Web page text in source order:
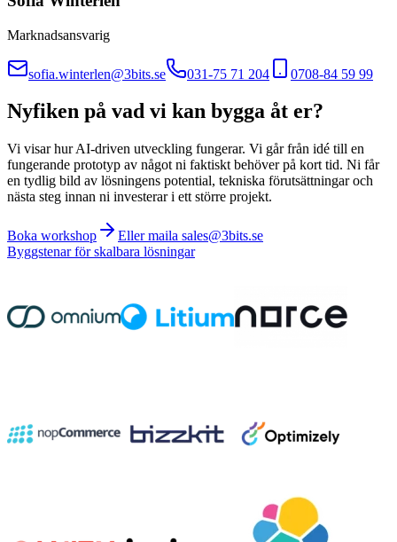
Marknadsansvarig
sofia.winterlen@3bits.se 031-75 71 204 0708-84 59 99
Nyfiken på vad vi kan bygga åt er?
Vi visar hur AI-driven utveckling fungerar. Vi går från idé till en
fungerande prototyp av något ni faktiskt behöver på kort tid. Ni får
en tydlig bild av lösningens potential, tekniska förutsättningar och
nästa steg innan ni investerar i ett större projekt.
Boka workshop
Eller maila sales@3bits.se
Byggstenar för skalbara lösningar